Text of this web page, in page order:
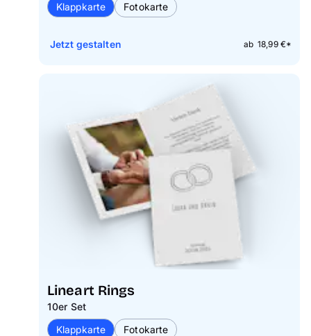
Klappkarte
Fotokarte
ab 18,99 €*
Jetzt gestalten
Lineart Rings
10er Set
Klappkarte
Fotokarte